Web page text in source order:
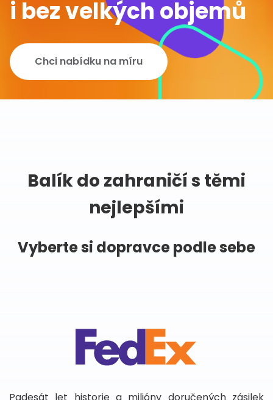
i bez velkých objemů
Chci nabídku na míru
Balík do zahraničí s těmi
nejlepšími
Vyberte si dopravce podle sebe